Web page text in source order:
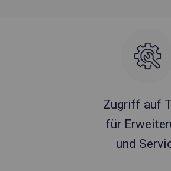
Zugriff auf
für
und